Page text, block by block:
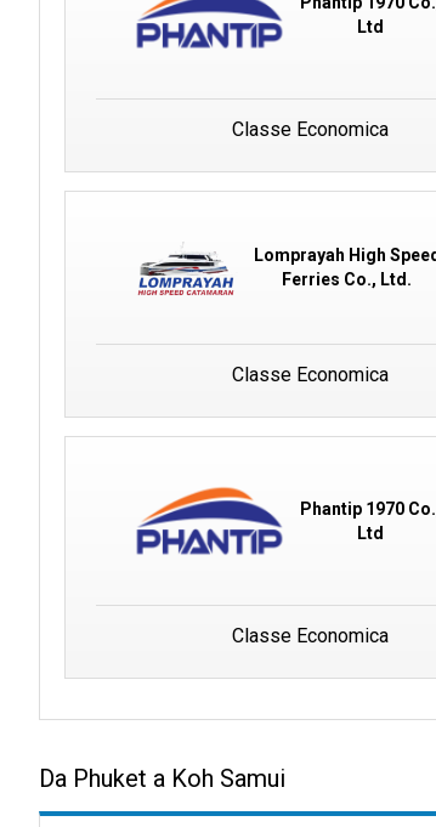
Ltd
Classe Economica
Lomprayah High
Ferries Co., Ltd.
Classe Economica
Phantip 1970
Ltd
Classe Economica
Da Phuket a Koh Samui